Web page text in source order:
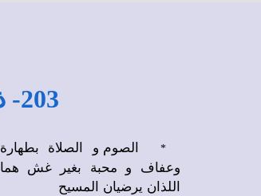
203- ذكصولوجية الصوم المقدس (5) (نى نيستيا / الصوم والصلاة)
*
الصوم و الصلاة بطهارة
وعفاف و محبة بغير غش هما
اللذان يرضيان المسيح